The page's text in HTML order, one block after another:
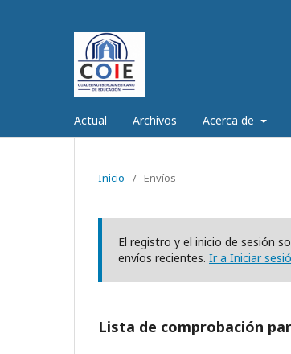
Actual Archivos Acerca de
Inicio / Envíos
El registro y el inicio de sesión
envíos recientes. Ir a Iniciar
Lista de comprobación